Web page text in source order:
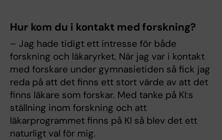
Hur kom du i kontakt med forskning?
– Jag hade tidigt ett intresse för både
forskning och läkaryrket. När jag var i kontakt
med forskare under gymnasietiden så fick jag
reda på att det finns ett stort värde av att det
finns läkare som forskar. Med tanke på KI:s
ställning inom forskning och att
läkarprogrammet finns på KI så blev det ett
naturligt val för mig.